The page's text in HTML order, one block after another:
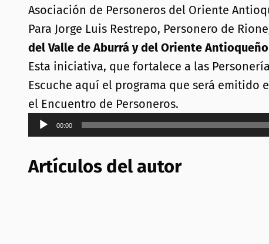
Asociación de Personeros del Oriente
Para Jorge Luis Restrepo, Personero de
del Valle de Aburrá y del Oriente
Esta iniciativa, que fortalece a las
Escuche aquí el programa que será emitido
el Encuentro de Personeros.
Reproductor
audio
00:00
Artículos del autor